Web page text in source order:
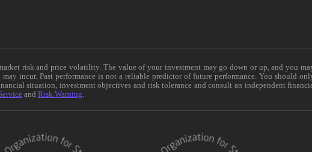
risk and price volatility. The value of your investment may go down or up, and you
incur. Past performance is not a reliable predictor of future performance. You should
situation, investment objectives and risk tolerance and consult an independent
and Risk Warning